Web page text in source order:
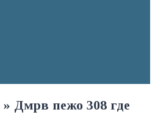
» Дмрв пежо 308 где